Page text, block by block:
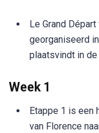
Le Grand
georganiseerd
plaatsvindt in
Week 1
Etappe 1 is een
van Florence